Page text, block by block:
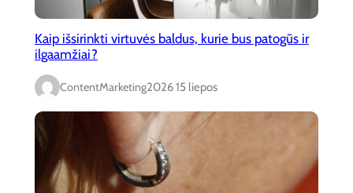
Kaip išsirinkti virtuvės baldus, kurie bus patogūs ir
ilgaamžiai?
ContentMarketing2026 15 liepos